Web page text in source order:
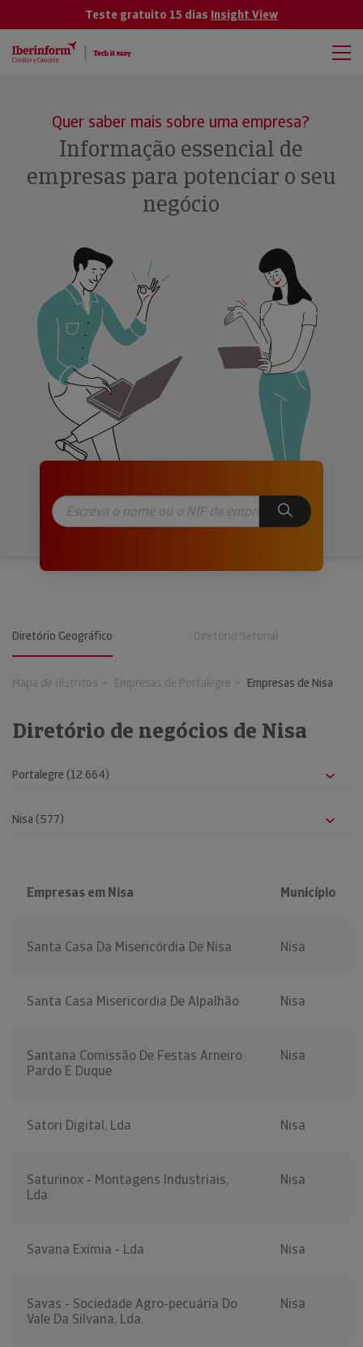
Teste gratuito 15 dias Insight View
Quer saber mais sobre uma empresa?
Informação essencial de
empresas para potenciar o seu
negócio
Diretório Geográfico Diretório Setorial
Mapa de distritos Empresas de Portalegre Empresas de Nisa
Diretório de negócios de Nisa
Empresas em Nisa Município
Santa Casa Da Misericórdia De Nisa Nisa
Santa Casa Misericordia De Alpalhão Nisa
Santana Comissão De Festas Arneiro
Pardo E Duque
Nisa
Satori Digital, Lda Nisa
Saturinox - Montagens Industriais,
Lda
Nisa
Savana Exímia - Lda Nisa
Savas - Sociedade Agro-pecuária Do
Vale Da Silvana, Lda.
Nisa